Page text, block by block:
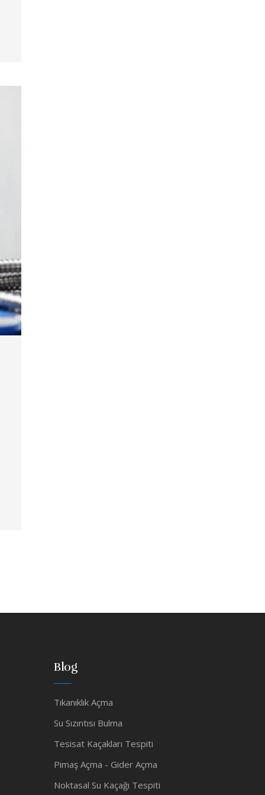
Blog
Tıkanıklık Açma
Su Sızıntısı Bulma
Tesisat Kaçakları Tespiti
Pimaş Açma - Gider Açma
Noktasal Su Kaçağı Tespiti